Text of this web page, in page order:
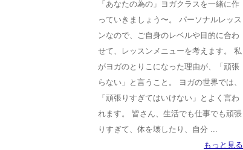
「あなたの為の」ヨガクラスを一緒に作
っていきましょう〜。 パーソナルレッス
ンなので、ご自身のレベルや目的に合わ
せて、レッスンメニューを考えます。 私
がヨガのとりこになった理由が、「頑張
らない」と言うこと。 ヨガの世界では、
「頑張りすぎてはいけない」とよく言わ
れます。 皆さん、生活でも仕事でも頑張
りすぎて、体を壊したり、自分 ...
もっと見る